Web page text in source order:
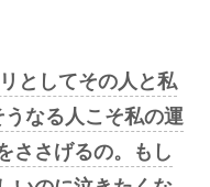
としてその人と私
なる人こそ私の運
ささげるの。もし